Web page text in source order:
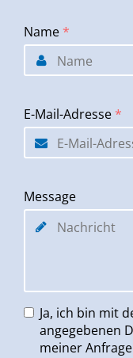
Name *
E-Mail-Adresse *
Message
Ja, ich bin mit
angegebenen
meiner